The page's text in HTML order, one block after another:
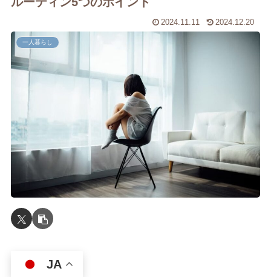
2024.11.11 2024.12.20
一人暮らし
JA